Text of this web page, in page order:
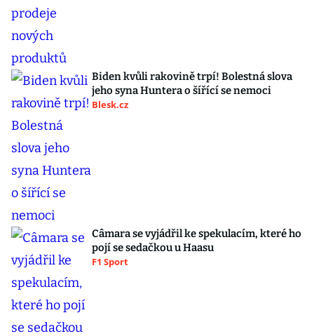
Biden kvůli rakovině trpí! Bolestná slova
jeho syna Huntera o šířící se nemoci
Blesk.cz
Câmara se vyjádřil ke spekulacím, které ho
pojí se sedačkou u Haasu
F1 Sport